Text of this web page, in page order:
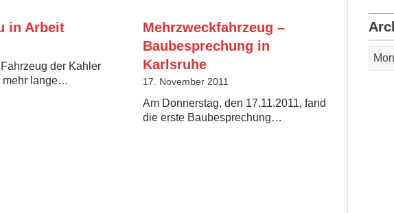
in Arbeit
der Kahler
mehr lange…
Mehrzweckfahrzeug –
Baubesprechung in
Karlsruhe
17. November 2011
Am Donnerstag, den 17.11.2011, fand
die erste Baubesprechung…